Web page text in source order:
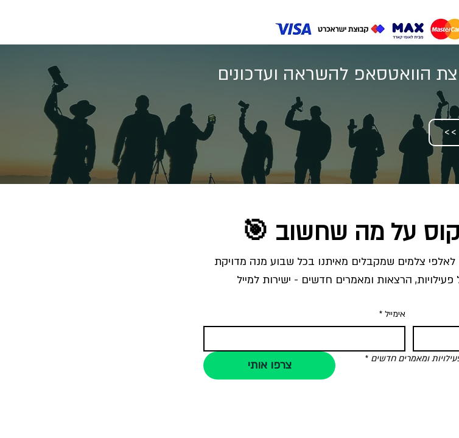
הוואטסאפ להשראה ועדכונים
על מה שחשוב 🎯
הרצאות ומאמרים חדשים - ישירות למייל
אימייל *
ומאמרים חדשים * צרפו אותי